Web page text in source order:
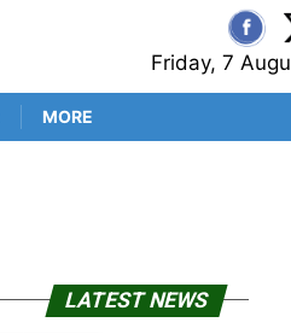
Friday, 7
MORE
LATEST NEWS